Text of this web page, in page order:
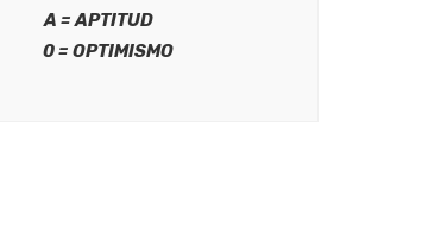
A = APTITUD
0 = OPTIMISMO